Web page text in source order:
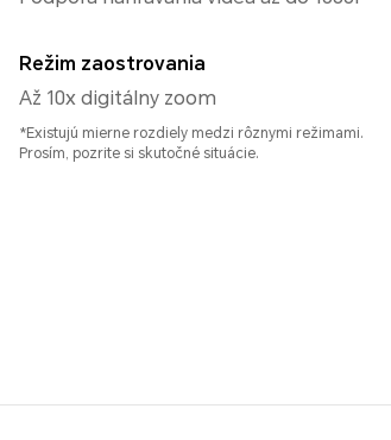
Režim zaostrovania
Až 10x digitálny zoom
*Existujú mierne rozdiely medzi rôznymi režimami.
Prosím, pozrite si skutočné situácie.